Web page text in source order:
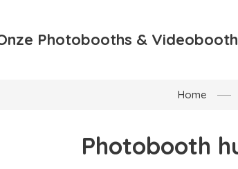
Photobooths &
Home
Photobooth